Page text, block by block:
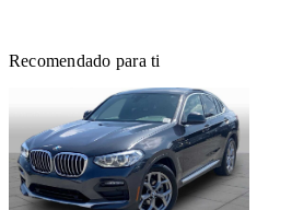
Recomendado para ti